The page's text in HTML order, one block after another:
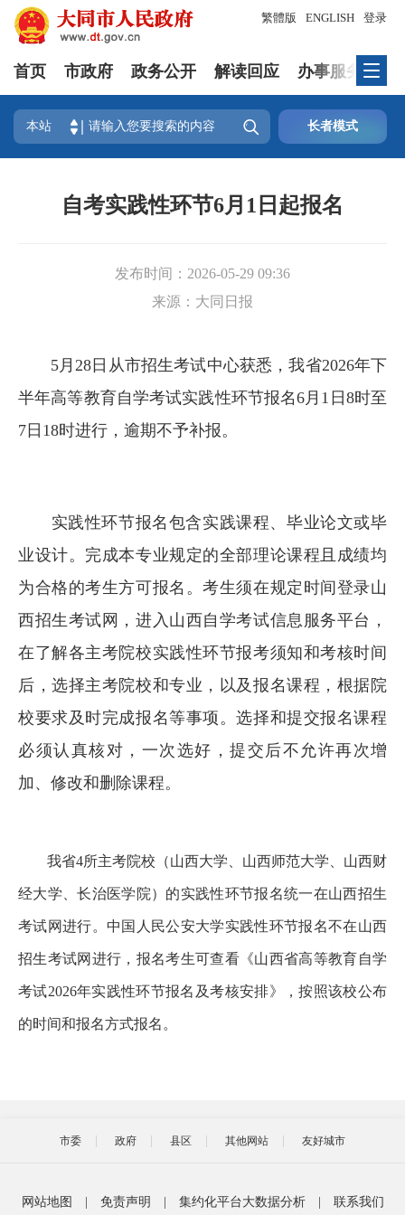
登录
繁體版 ENGLISH
首页 市政府 政务公开 解读回应 办事服务
本站  长者模式
自考实践性环节6月1日起报名
发布时间： 2026-05-29 09:36
来源： 大同日报
5月28日从市招生考试中心获悉，我省2026年下
半年高等教育自学考试实践性环节报名6月1日8时至
7日18时进行，逾期不予补报。
实践性环节报名包含实践课程、毕业论文或毕
业设计。完成本专业规定的全部理论课程且成绩均
为合格的考生方可报名。考生须在规定时间登录山
西招生考试网，进入山西自学考试信息服务平台，
在了解各主考院校实践性环节报考须知和考核时间
后，选择主考院校和专业，以及报名课程，根据院
校要求及时完成报名等事项。选择和提交报名课程
必须认真核对，一次选好，提交后不允许再次增
加、修改和删除课程。
我省4所主考院校（山西大学、山西师范大学、山西财
经大学、长治医学院）的实践性环节报名统一在山西招生
考试网进行。中国人民公安大学实践性环节报名不在山西
招生考试网进行，报名考生可查看《山西省高等教育自学
考试2026年实践性环节报名及考核安排》，按照该校公布
的时间和报名方式报名。
市委 政府 县区 其他网站 友好城市
网站地图 免责声明 集约化平台大数据分析 联系我们